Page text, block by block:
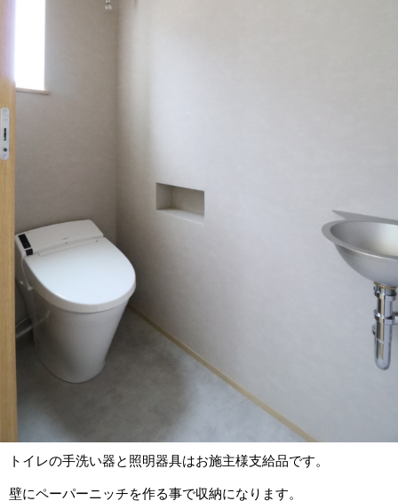
トイレの手洗い器と照明器具はお施主様支給品です。
壁にペーパーニッチを作る事で収納になります。